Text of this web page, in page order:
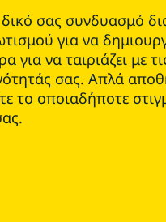
δικό σας συνδυασμό
για να
για να ταιριάζει με
σας. Απλά
το οποιαδήποτε